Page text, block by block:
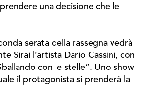
una decisione che le
serata della rassegna vedrà
Sirai l’artista Dario Cassini, con
con le stelle”. Uno show
il protagonista si prenderà la